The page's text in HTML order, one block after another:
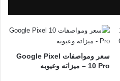
سعر ومواصفات Google Pixel
10 Pro – ميزاته وعيوبه